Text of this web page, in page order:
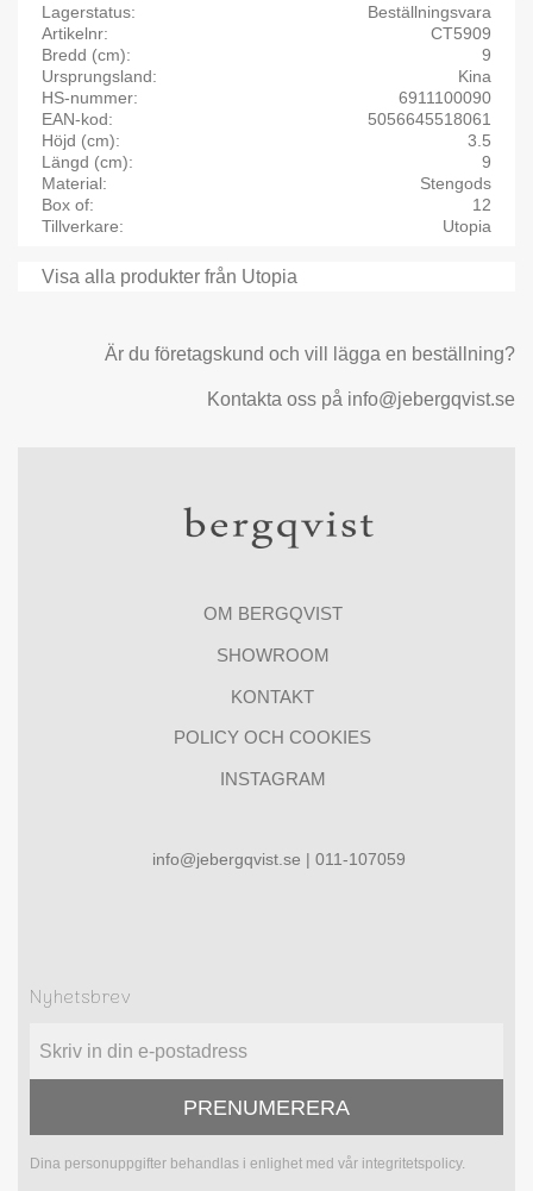
Lagerstatus
Beställningsvara
Artikelnr
CT5909
Bredd (cm)
9
Ursprungsland
Kina
HS-nummer
6911100090
EAN-kod
5056645518061
Höjd (cm)
3.5
Längd (cm)
9
Material
Stengods
Box of
12
Tillverkare
Utopia
Visa alla produkter från Utopia
Är du företagskund och vill lägga en beställning?
Kontakta oss på info@jebergqvist.se
OM BERGQVIST
SHOWROOM
KONTAKT
POLICY OCH COOKIES
INSTAGRAM
info@jebergqvist.se | 011-107059
Nyhetsbrev
PRENUMERERA
Dina personuppgifter behandlas i enlighet med vår integritetspolicy.